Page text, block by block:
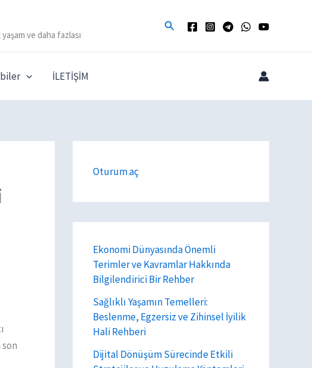
ve daha fazlası
Arama
İLETİŞİM
Oturum aç
Ekonomi Dünyasında Önemli
Terimler ve Kavramlar Hakkında
Bilgilendirici Bir Rehber
Sağlıklı Yaşamın Temelleri:
Beslenme, Egzersiz ve Zihinsel İyilik
Hali Rehberi
Dijital Dönüşüm Sürecinde Etkili